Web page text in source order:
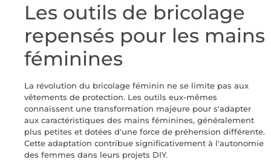
Les outils de bricolage
repensés pour les mains
féminines
La révolution du bricolage féminin ne se limite pas aux
vêtements de protection. Les outils eux-mêmes
connaissent une transformation majeure pour s'adapter
aux caractéristiques des mains féminines, généralement
plus petites et dotées d'une force de préhension différente.
Cette adaptation contribue significativement à l'autonomie
des femmes dans leurs projets DIY.